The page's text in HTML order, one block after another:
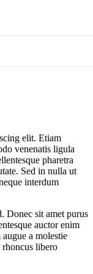
elit. Etiam
venenatis ligula
pharetra
Sed in nulla ut
interdum
Donec sit amet purus
auctor enim
a molestie
libero